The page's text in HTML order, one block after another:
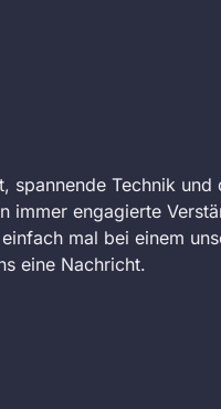
spannende Technik und
immer engagierte
mal bei einem
eine Nachricht.